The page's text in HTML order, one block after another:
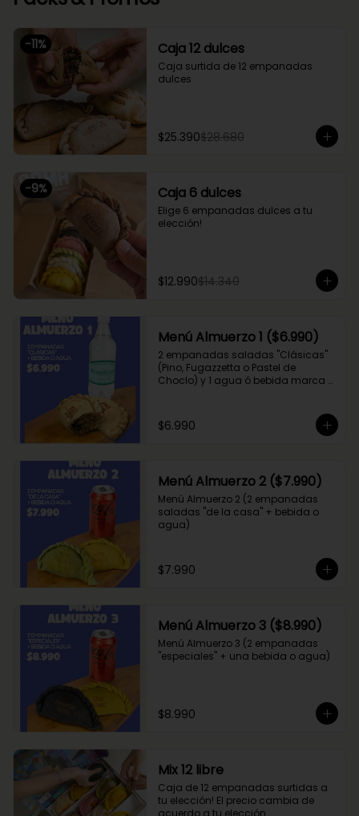
-11% Caja 12 dulces
Caja surtida de 12 empanadas
dulces
$25.390$28.680
-9% Caja 6 dulces
Elige 6 empanadas dulces a tu
elección!
$12.990$14.340
Menú Almuerzo 1 ($6.990)
2 empanadas saladas "Clásicas"
(Pino, Fugazzetta o Pastel de
Choclo) y 1 agua ó bebida marca
$6.990
Menú Almuerzo 2 ($7.990)
Menú Almuerzo 2 (2 empanadas
saladas "de la casa" + bebida o
agua)
$7.990
Menú Almuerzo 3 ($8.990)
Menú Almuerzo 3 (2 empanadas
"especiales" + una bebida o agua)
$8.990
Mix 12 libre
Caja de 12 empanadas surtidas a
tu elección! El precio cambia de
acuerdo a tu elección.